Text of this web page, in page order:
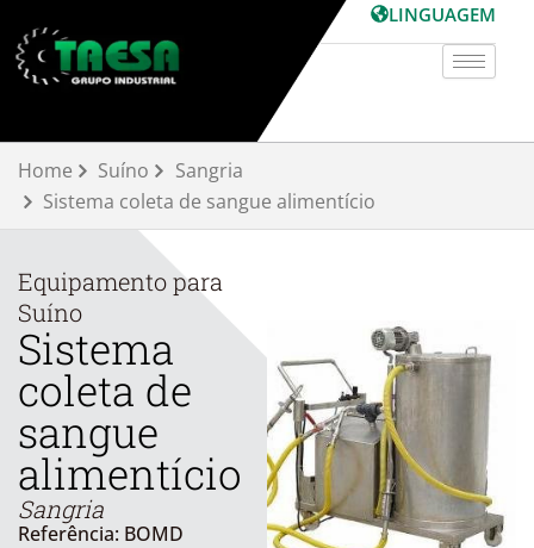
to
content
LINGUAGEM
Home Suíno
Sangria
Sistema coleta de sangue alimentício
Equipamento para
Suíno
Sistema
coleta de
sangue
alimentício
Sangria
Referência: BOMD